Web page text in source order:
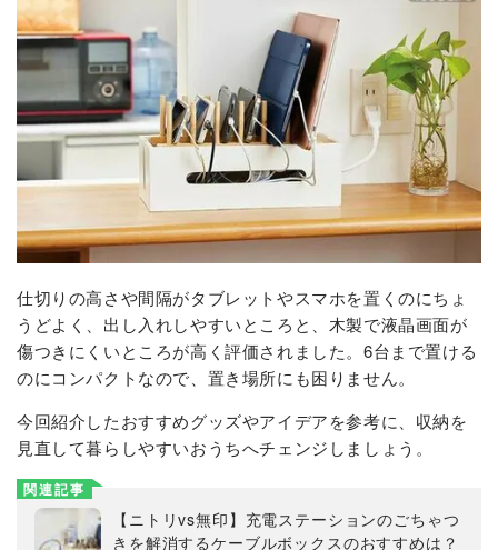
仕切りの高さや間隔がタブレットやスマホを置くのにちょ
うどよく、出し入れしやすいところと、木製で液晶画面が
傷つきにくいところが高く評価されました。6台まで置ける
のにコンパクトなので、置き場所にも困りません。
今回紹介したおすすめグッズやアイデアを参考に、収納を
見直して暮らしやすいおうちへチェンジしましょう。
関連記事
【ニトリvs無印】充電ステーションのごちゃつ
きを解消するケーブルボックスのおすすめは？